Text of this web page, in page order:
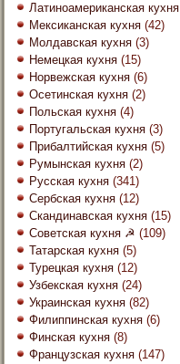
Латиноамериканская кухня
Мексиканская кухня (42)
Молдавская кухня (3)
Немецкая кухня (15)
Норвежская кухня (6)
Осетинская кухня (2)
Польская кухня (4)
Португальская кухня (3)
Прибалтийская кухня (5)
Румынская кухня (2)
Русская кухня (341)
Сербская кухня (12)
Скандинавская кухня (15)
Советская кухня ☭ (109)
Татарская кухня (5)
Турецкая кухня (12)
Узбекская кухня (24)
Украинская кухня (82)
Филиппинская кухня (6)
Финская кухня (8)
Французская кухня (147)